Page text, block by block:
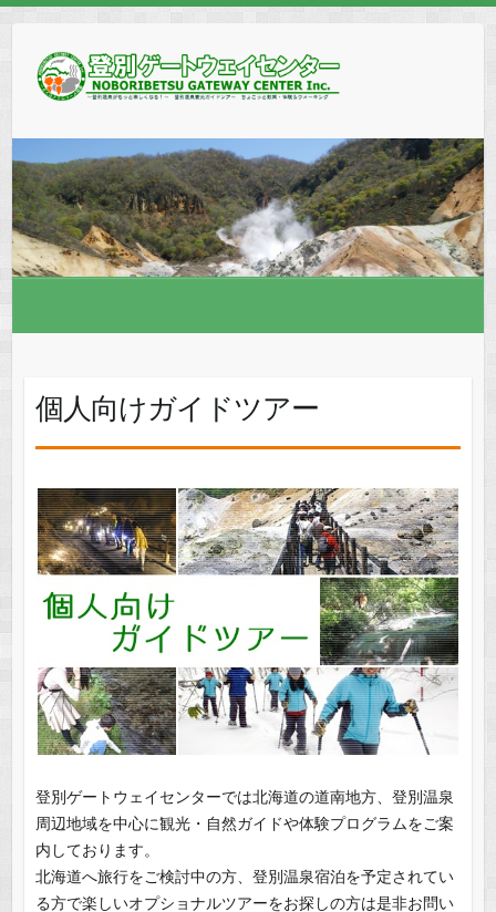
個人向けガイドツアー
登別ゲートウェイセンターでは北海道の道南地方、登別温泉
周辺地域を中心に観光・自然ガイドや体験プログラムをご案
内しております。
北海道へ旅行をご検討中の方、登別温泉宿泊を予定されてい
る方で楽しいオプショナルツアーをお探しの方は是非お問い